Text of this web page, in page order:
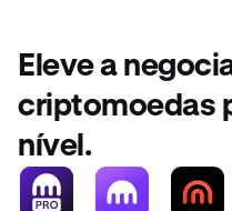
Eleve a
criptomoedas
nível.